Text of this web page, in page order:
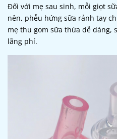
Đối với mẹ sau sinh, mỗi giọt
nên, phễu hứng sữa rảnh tay
mẹ thu gom sữa thừa dễ dàng,
lãng phí.